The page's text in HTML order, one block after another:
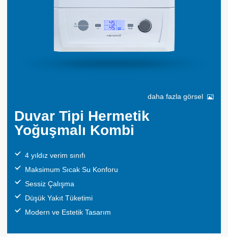
daha fazla görsel
Duvar Tipi Hermetik
Yoğuşmalı Kombi
4 yıldız verim sınıfı
Maksimum Sıcak Su Konforu
Sessiz Çalışma
Düşük Yakıt Tüketimi
Modern ve Estetik Tasarım